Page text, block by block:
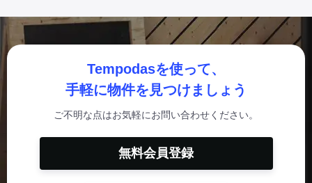
Tempodasを使って、
手軽に物件を見つけましょう
ご不明な点はお気軽にお問い合わせください。
無料会員登録